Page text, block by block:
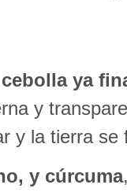
ya
y
y la tierra se
y cúrcuma